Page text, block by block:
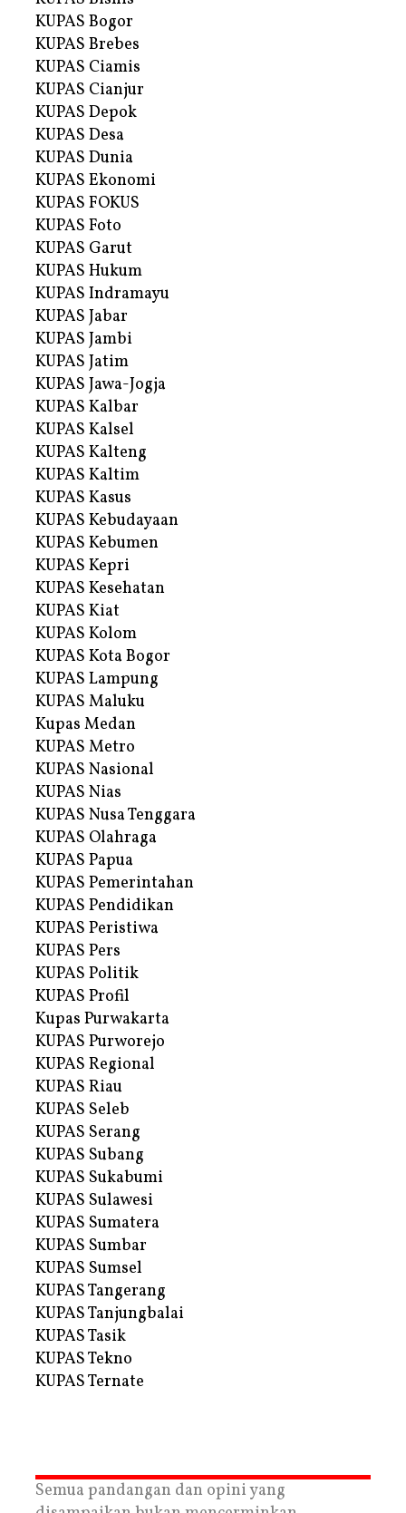
KUPAS Bogor
KUPAS Brebes
KUPAS Ciamis
KUPAS Cianjur
KUPAS Depok
KUPAS Desa
KUPAS Dunia
KUPAS Ekonomi
KUPAS FOKUS
KUPAS Foto
KUPAS Garut
KUPAS Hukum
KUPAS Indramayu
KUPAS Jabar
KUPAS Jambi
KUPAS Jatim
KUPAS Jawa-Jogja
KUPAS Kalbar
KUPAS Kalsel
KUPAS Kalteng
KUPAS Kaltim
KUPAS Kasus
KUPAS Kebudayaan
KUPAS Kebumen
KUPAS Kepri
KUPAS Kesehatan
KUPAS Kiat
KUPAS Kolom
KUPAS Kota Bogor
KUPAS Lampung
KUPAS Maluku
Kupas Medan
KUPAS Metro
KUPAS Nasional
KUPAS Nias
KUPAS Nusa Tenggara
KUPAS Olahraga
KUPAS Papua
KUPAS Pemerintahan
KUPAS Pendidikan
KUPAS Peristiwa
KUPAS Pers
KUPAS Politik
KUPAS Profil
Kupas Purwakarta
KUPAS Purworejo
KUPAS Regional
KUPAS Riau
KUPAS Seleb
KUPAS Serang
KUPAS Subang
KUPAS Sukabumi
KUPAS Sulawesi
KUPAS Sumatera
KUPAS Sumbar
KUPAS Sumsel
KUPAS Tangerang
KUPAS Tanjungbalai
KUPAS Tasik
KUPAS Tekno
KUPAS Ternate
Semua pandangan dan opini yang